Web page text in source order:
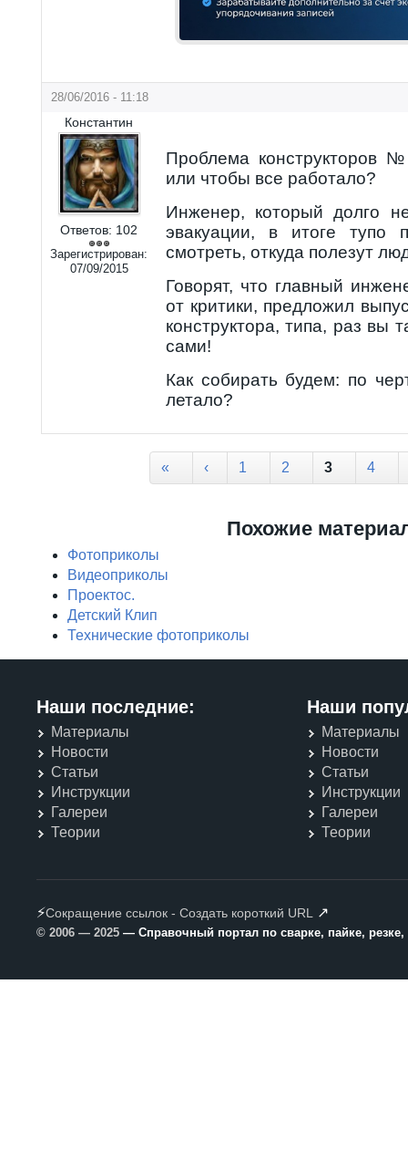
28/06/2016 - 11:18
Константин
Ответов: 102
Зарегистрирован:
07/09/2015
Проблема конструкторов
или чтобы все работало?
Инженер, который долго
эвакуации, в итоге тупо
смотреть, откуда полезут
Говорят, что главный
от критики, предложил
конструктора, типа, раз вы
сами!
Как собирать будем: по
летало?
« ‹ 1 2 3 4
Похожие
Фотоприколы
Видеоприколы
Проектос.
Детский Клип
Технические фотоприколы
Наши последние:
Материалы
Новости
Статьи
Инструкции
Галереи
Теории
Наши
Материалы
Новости
Статьи
Инструкции
Галереи
Теории
⚡Сокращение ссылок - Создать короткий URL ↗
© 2006 — 2025 — Справочный портал по сварке, пайке,